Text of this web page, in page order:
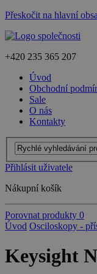
Přeskočit na hlavní
+420 235 365 207
Úvod
Obchodní
Sale
O nás
Kontakty
Přihlásit uživatele
Nákupní košík
Porovnat produkty 0
Úvod Osciloskopy -
Keysight